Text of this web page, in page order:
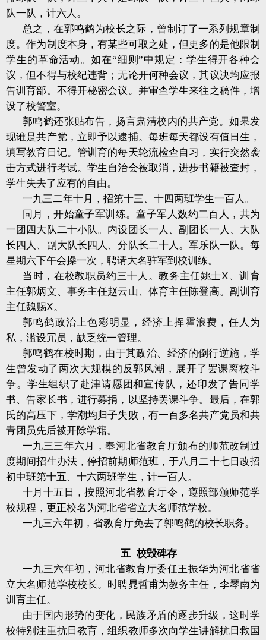
队一队，计六人。
总之，在郭鸣鹤为校长之际，曾制订了一系列规章制
度。作为制度本身，有某些可取之处，但更多的是他限制
学生的革命活动。如在“细则”中规定：学生得开各种会
议，但不得与校纪违背；无论开何种会议，其议决均应报
告训育部。不得开秘密会议。并审查学生来往之稿件，增
设了校警室。
郭鸣鹤还张贴布告，扬言肃清校内的共产党。如果发
现谁是共产党，立即予以逮捕。每班每天都设有值日生，
填写教育日记。管训育的每天轮流检查自习，实行突然袭
击方式进行考试。学生自治会被取消，进步书籍被查封，
学生失去了应有的自由。
一九三二年十月，招第十三、十四两班学生一百人。
同月，开始童子军训练。童子军人数约二百人，共为
一团四大队二十小队。内设团长一人、副团长一人、大队
长四人、副大队长四人、分队长二十人。军乐队一队。每
星期六下午会操一次，聘请大名驻军到校训练。
当时，在校教职员约三十人。教务主任姚士Ⅹ、训育
主任郭炳文、事务主任赵云山、体育主任陈登高。副训育
主任魏赐Ⅹ。
郭鸣鹤政治上色彩明显，经济上挥霍浪费，任人为
私，滥设冗员，缺乏统一管理。
郭鸣鹤在校时期，由于其政治、经济的倒行逆施，学
生曾发动了两次大规模的反郭风潮，展开了罢课离校斗
争。学生组织了赴津请愿团和宣传队，还印发了告同学
书、告家长书，进行募捐，以坚持罢课斗争。最后，在郭
氏的高压下，学潮均归子失败，有一百多名共产党员和共
青团员先后被开除学籍。
一九三三年六月，奉河北省教育厅颁布的师范改制过
度期间招生办法，停招前期师范班，于八月二十七日改招
初中班第十五、十六两班学生，计一百人。
十月十五日，按照河北省教育厅令，遵照部颁师范学
校规程，更正校名为河北省省立大名师范学校。
一九三六年初，省教育厅免去了郭鸣鹤的校长职务。
五 校毁碑存
一九三六年初，河北省教育厅委任王振华为河北省省
立大名师范学校校长。时聘晁哲甫为教务主任，李琴南为
训育主任。
由于国内形势的变化，民族矛盾的逐步升级，这时学
校特别注重抗日教育，组织教师多次向学生讲解抗日救国